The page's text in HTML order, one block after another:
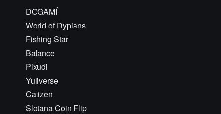
DOGAMÍ
World of Dypians
Fishing Star
Balance
Pixudi
Yuliverse
Catizen
Slotana Coin Flip